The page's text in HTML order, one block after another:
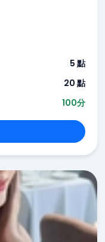
5 點
20 點
100分